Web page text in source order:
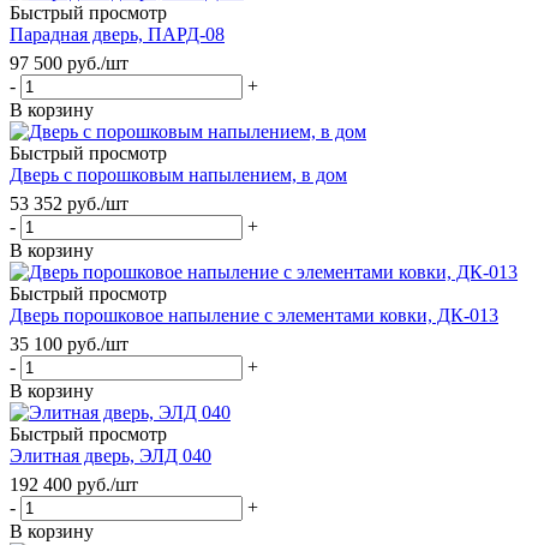
Быстрый просмотр
Парадная дверь, ПАРД-08
97 500 руб./шт
-
+
В корзину
Быстрый просмотр
Дверь с порошковым напылением, в дом
53 352 руб./шт
-
+
В корзину
Быстрый просмотр
Дверь порошковое напыление с элементами ковки, ДК-013
35 100 руб./шт
-
+
В корзину
Быстрый просмотр
Элитная дверь, ЭЛД 040
192 400 руб./шт
-
+
В корзину